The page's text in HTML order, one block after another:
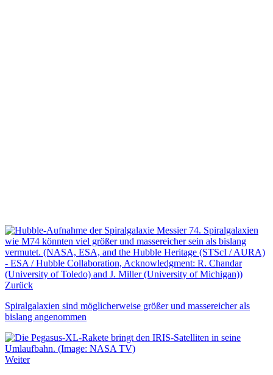
Zurück
Spiralgalaxien sind möglicherweise größer und massereicher als
bislang angenommen
Weiter